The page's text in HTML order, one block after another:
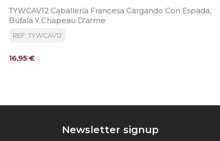
TYWCAV12 Caballería Francesa Cargando Con Espada,
Búfala Y Chapeau D'arme
REF: TYWCAV12
Precio
16,95 €
Newsletter signup